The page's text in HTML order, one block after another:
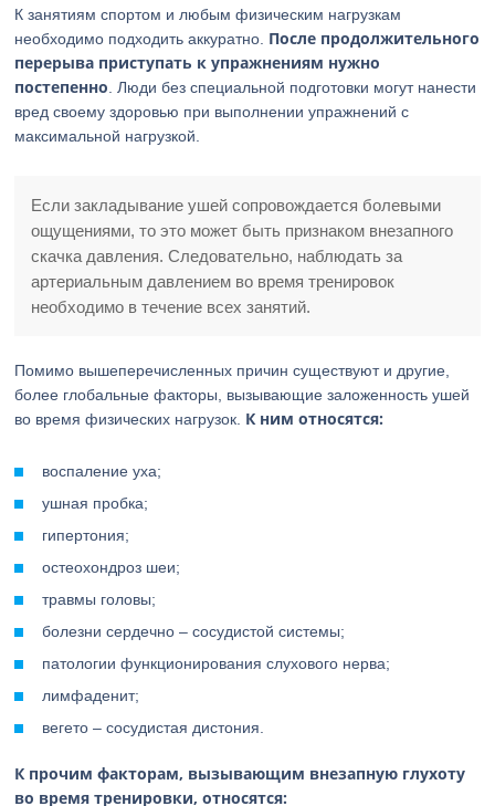
К занятиям спортом и любым физическим нагрузкам
необходимо подходить аккуратно. После продолжительного
перерыва приступать к упражнениям нужно
постепенно . Люди без специальной подготовки могут нанести
вред своему здоровью при выполнении упражнений с
максимальной нагрузкой.
Если закладывание ушей сопровождается болевыми
ощущениями, то это может быть признаком внезапного
скачка давления. Следовательно, наблюдать за
артериальным давлением во время тренировок
необходимо в течение всех занятий.
Помимо вышеперечисленных причин существуют и другие,
более глобальные факторы, вызывающие заложенность ушей
во время физических нагрузок. К ним относятся:
воспаление уха;
ушная пробка;
гипертония;
остеохондроз шеи;
травмы головы;
болезни сердечно – сосудистой системы;
патологии функционирования слухового нерва;
лимфаденит;
вегето – сосудистая дистония.
К прочим факторам, вызывающим внезапную глухоту
во время тренировки, относятся: